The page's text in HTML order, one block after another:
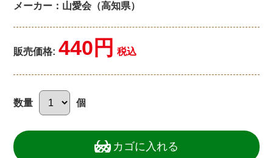
メーカー：山愛会（高知県）
販売価格: 440円 税込
数量 個
カゴに入れる